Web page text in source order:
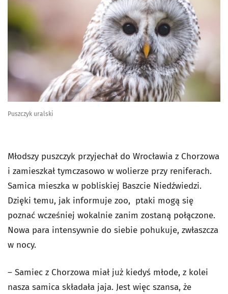
Puszczyk uralski
Młodszy puszczyk przyjechał do Wrocławia z Chorzowa
i zamieszkał tymczasowo w wolierze przy reniferach.
Samica mieszka w pobliskiej Baszcie Niedźwiedzi.
Dzięki temu, jak informuje zoo, ptaki mogą się
poznać wcześniej wokalnie zanim zostaną połączone.
Nowa para intensywnie do siebie pohukuje, zwłaszcza
w nocy.
– Samiec z Chorzowa miał już kiedyś młode, z kolei
nasza samica składała jaja. Jest więc szansa, że